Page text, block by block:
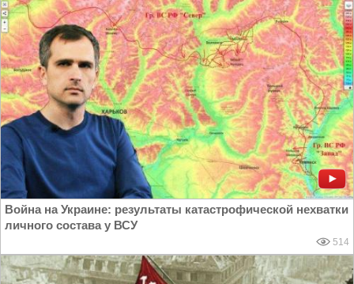
Война на Украине: результаты катастрофической нехватки
личного состава у ВСУ
514